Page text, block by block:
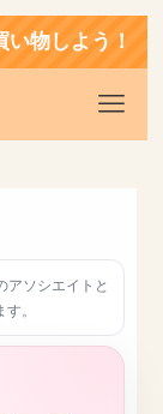
う！
ソシエイトと
。